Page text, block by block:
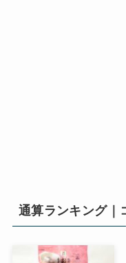
通算ランキング｜